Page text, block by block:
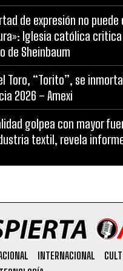
de expresión no
Iglesia católica
de Sheinbaum
Toro, “Torito”, se
2026 – Amexi
golpea con mayor
textil, revela
INTERNACIONAL